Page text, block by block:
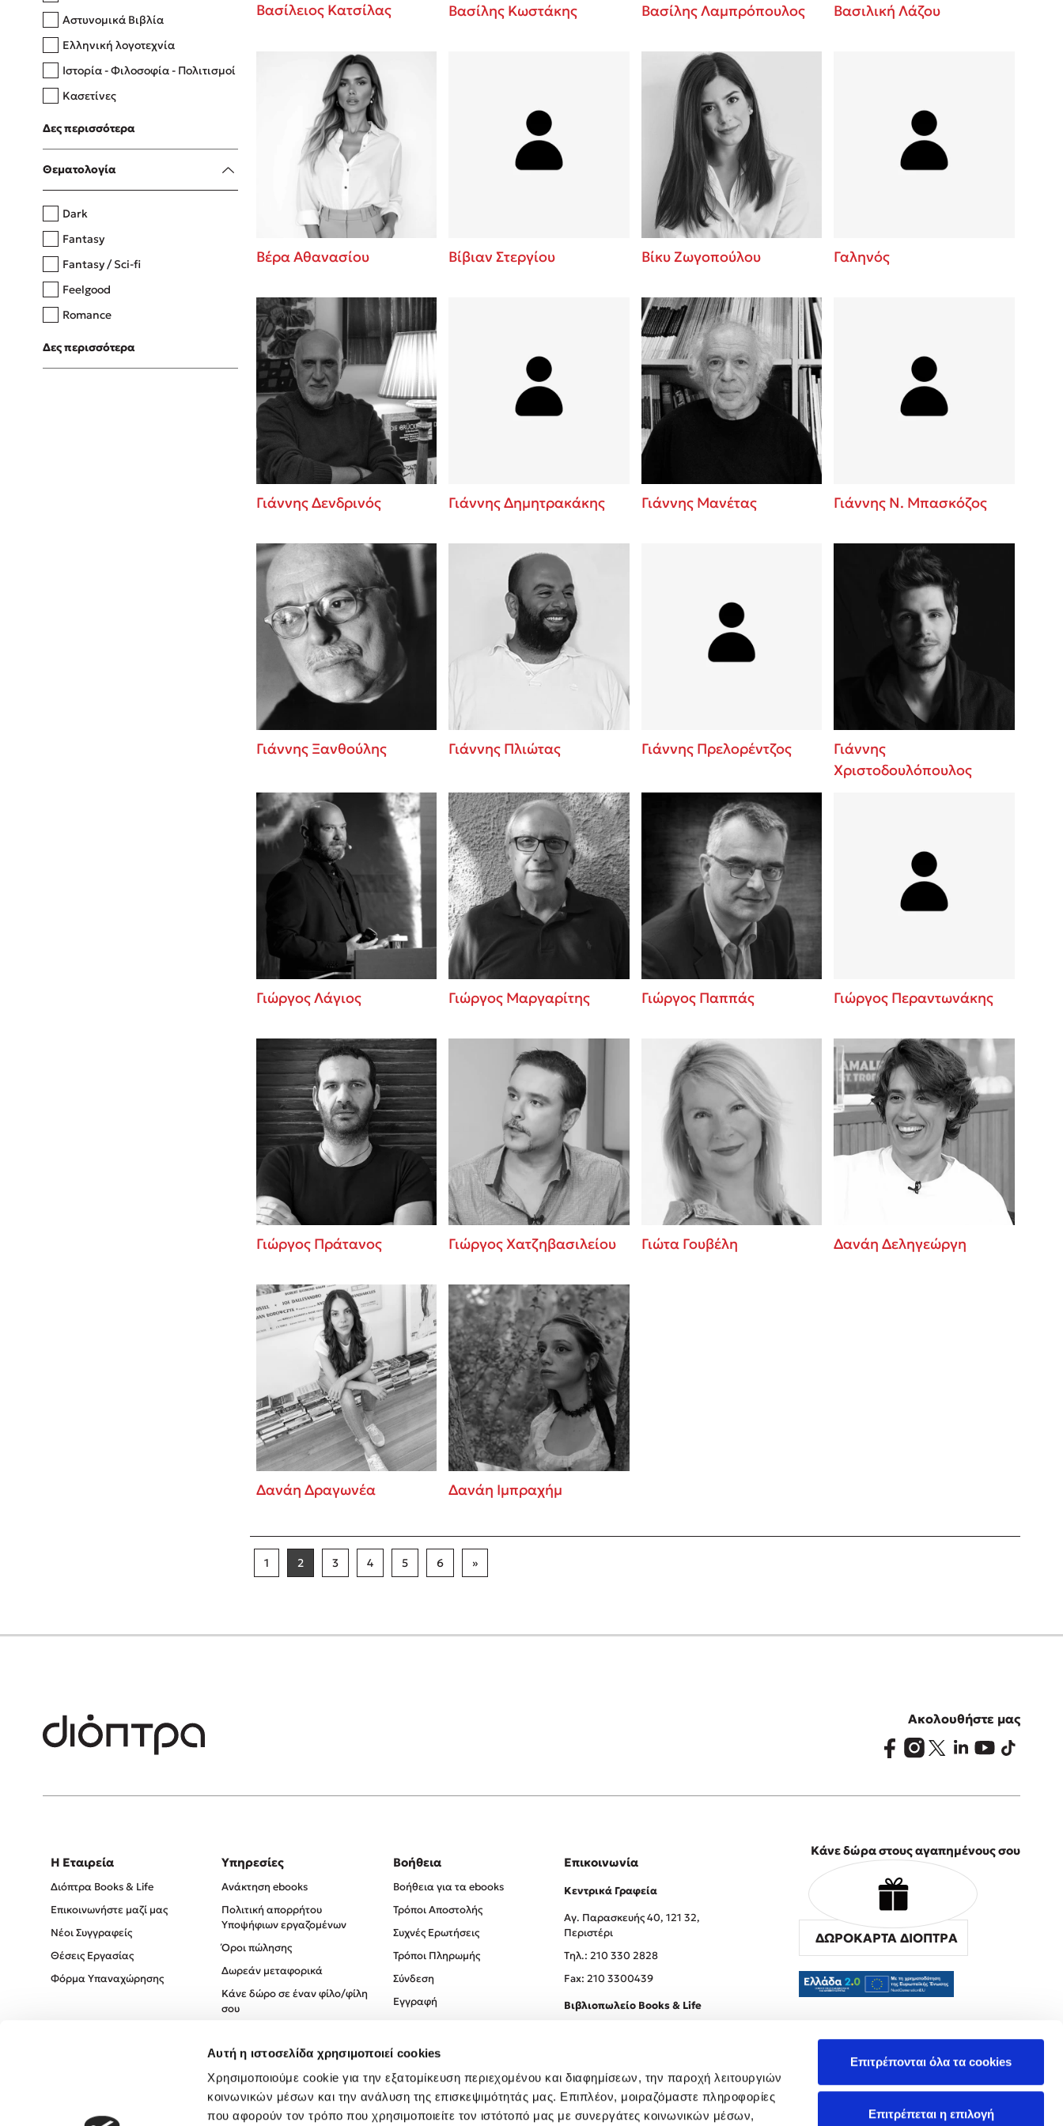
Αυτή η ιστοσελίδα χρησιμοποιεί cookies
Χρησιμοποιούμε cookie για την εξατομίκευση περιεχομένου και διαφημίσεων, την παροχή λειτουργιών
κοινωνικών μέσων και την ανάλυση της επισκεψιμότητάς μας. Επιπλέον, μοιραζόμαστε πληροφορίες
που αφορούν τον τρόπο που χρησιμοποιείτε τον ιστότοπό μας με συνεργάτες κοινωνικών μέσων,
Επιτρέπονται όλα τα cookies
Επιτρέπεται η επιλογή
Δανάη Δεληγεώργη
Πάνω, κάτω, μπροστά, πίσω
Η μέθοδος Αφήστε τους
Αστυνομικά Βιβλία
Ελληνική λογοτεχνία
Ιστορία - Φιλοσοφία - Πολιτισμοί
Κασετίνες
Λευκώματα - Έγχρωμοι οδηγοί
Μαγειρική
Δες περισσότερα
Θεματολογία
Dark
Fantasy
Fantasy / Sci-fi
Feelgood
Romance
Upmarket
Young Adult
Δες περισσότερα
Βασίλειος Κατσίλας Βασίλης Κωστάκης Βασίλης Λαμπρόπουλος Βασιλική Λάζου
Βέρα Αθανασίου Βίβιαν Στεργίου Βίκυ Ζωγοπούλου Γαληνός
Γιάννης Δενδρινός Γιάννης Δημητρακάκης Γιάννης Μανέτας Γιάννης Ν. Μπασκόζος
Γιάννης Ξανθούλης Γιάννης Πλιώτας Γιάννης Πρελορέντζος
Γιάννης
Χριστοδουλόπουλος
Γιώργος Λάγιος Γιώργος Μαργαρίτης Γιώργος Παππάς Γιώργος Περαντωνάκης
Γιώργος Πράτανος Γιώργος Χατζηβασιλείου Γιώτα Γουβέλη Δανάη Δεληγεώργη
Δανάη Δραγωνέα Δανάη Ιμπραχήμ
1 2 3 4 5 6 »
Ακολουθήστε μας
Η Εταιρεία
Διόπτρα Books & Life
Επικοινωνήστε μαζί μας
Νέοι Συγγραφείς
Θέσεις Εργασίας
Φόρμα Υπαναχώρησης
Υπηρεσίες
Ανάκτηση ebooks
Πολιτική απορρήτου
Υποψήφιων εργαζομένων
Όροι πώλησης
Δωρεάν μεταφορικά
Κάνε δώρο σε έναν φίλο/φίλη
σου
Πολιτική Απορρήτου
Όροι χρήσης
Βοήθεια
Βοήθεια για τα ebooks
Τρόποι Αποστολής
Συχνές Ερωτήσεις
Τρόποι Πληρωμής
Σύνδεση
Εγγραφή
Επικοινωνία
Κεντρικά Γραφεία
Αγ. Παρασκευής 40, 121 32,
Περιστέρι
Tηλ.: 210 330 2828
Fax: 210 3300439
Βιβλιοπωλείο Books & Life
Κάνε δώρα στους αγαπημένους σου
ΔΩΡΟΚΑΡΤΑ ΔΙΟΠΤΡΑ